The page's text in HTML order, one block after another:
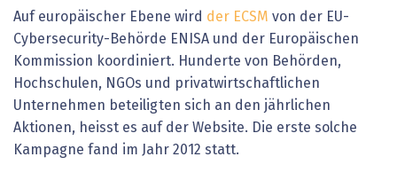
Auf europäischer Ebene wird der ECSM von der EU-
Cybersecurity-Behörde ENISA und der Europäischen
Kommission koordiniert. Hunderte von Behörden,
Hochschulen, NGOs und privatwirtschaftlichen
Unternehmen beteiligten sich an den jährlichen
Aktionen, heisst es auf der Website. Die erste solche
Kampagne fand im Jahr 2012 statt.